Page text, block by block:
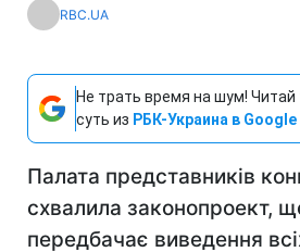
RBC.UA
Не трать время на шум! Читай
суть из РБК-Украина в Google
Палата представників
схвалила законопроект,
передбачає виведення